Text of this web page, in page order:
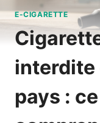
E-CIGARETTE
interdite
pays :